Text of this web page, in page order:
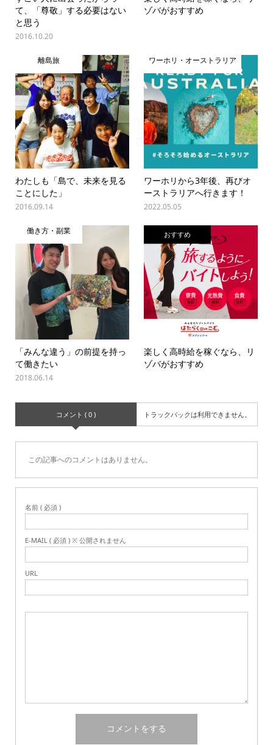
て、「尊敬」する必要はない
と思う
2016.10.20
ゾバがおすすめ
離島旅
わたしも「島で、未来を見る
ことにした」
2016.09.14
ワーホリ・オーストラリア
ワーホリから3年後、再びオ
ーストラリアへ行きます！
2022.05.05
働き方・副業
「みんな違う」の前提を持っ
て働きたい
2018.06.14
おすすめ
楽しく高時給を稼ぐなら、リ
ゾバがおすすめ
コメント ( 0 ) トラックバックは利用できません。
この記事へのコメントはありません。
名前 ( 必須 )
E-MAIL ( 必須 ) ※ 公開されません
URL